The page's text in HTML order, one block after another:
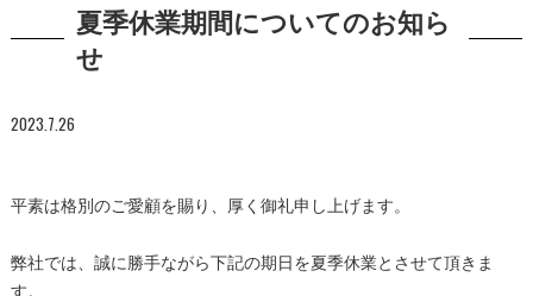
夏季休業期間についてのお知ら
せ
2023.7.26
平素は格別のご愛顧を賜り、厚く御礼申し上げます。
弊社では、誠に勝手ながら下記の期日を夏季休業とさせて頂きま
す。